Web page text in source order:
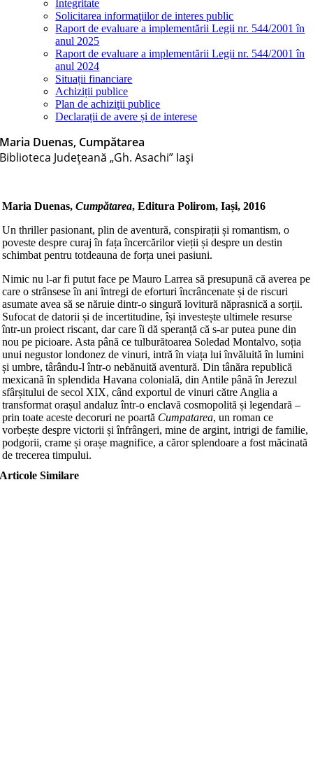
Integritate
Solicitarea informaţiilor de interes public
Raport de evaluare a implementării Legii nr. 544/2001 în
anul 2025
Raport de evaluare a implementării Legii nr. 544/2001 în
anul 2024
Situații financiare
Achiziții publice
Plan de achiziţii publice
Declarații de avere și de interese
Maria Duenas, Cumpătarea
Biblioteca Judeţeană „Gh. Asachi” Iaşi
Maria Duenas, Cumpătarea, Editura Polirom, Iași, 2016
Un thriller pasionant, plin de aventură, conspirații și romantism, o
poveste despre curaj în fața încercărilor vieții și despre un destin
schimbat pentru totdeauna de forța unei pasiuni.
Nimic nu l-ar fi putut face pe Mauro Larrea să presupună că averea pe
care o strânsese în ani întregi de eforturi încrâncenate și de riscuri
asumate avea să se năruie dintr-o singură lovitură năprasnică a sorții.
Sufocat de datorii și de incertitudine, își investește ultimele resurse
într-un proiect riscant, dar care îi dă speranță că s-ar putea pune din
nou pe picioare. Asta până ce tulburătoarea Soledad Montalvo, soția
unui negustor londonez de vinuri, intră în viața lui învăluită în lumini
și umbre, târându-l într-o nebănuită aventură. Din tânăra republică
mexicană în splendida Havana colonială, din Antile până în Jerezul
sfârșitului de secol XIX, când exportul de vinuri către Anglia a
transformat orașul andaluz într-o enclavă cosmopolită și legendară –
prin toate aceste decoruri ne poartă Cumpatarea, un roman ce
vorbește despre victorii și înfrângeri, mine de argint, intrigi de familie,
podgorii, crame și orașe magnifice, a căror splendoare a fost măcinată
de trecerea timpului.
Articole Similare